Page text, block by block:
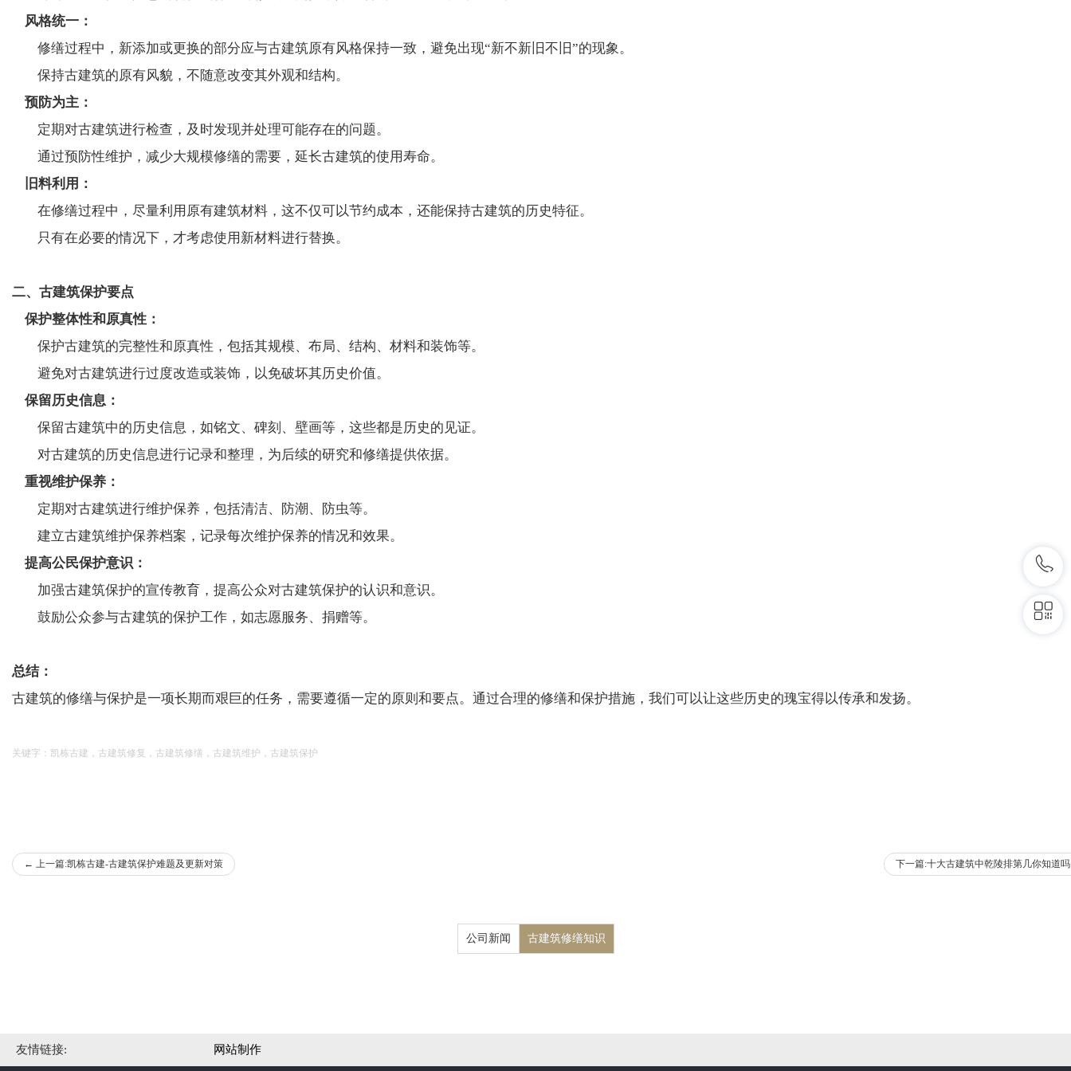
风格统一：
修缮过程中，新添加或更换的部分应与古建筑原有风格保持一致，避免出现“新不新旧不旧”的现象。
保持古建筑的原有风貌，不随意改变其外观和结构。
预防为主：
定期对古建筑进行检查，及时发现并处理可能存在的问题。
通过预防性维护，减少大规模修缮的需要，延长古建筑的使用寿命。
旧料利用：
在修缮过程中，尽量利用原有建筑材料，这不仅可以节约成本，还能保持古建筑的历史特征。
只有在必要的情况下，才考虑使用新材料进行替换。
二、古建筑保护要点
保护整体性和原真性：
保护古建筑的完整性和原真性，包括其规模、布局、结构、材料和装饰等。
避免对古建筑进行过度改造或装饰，以免破坏其历史价值。
保留历史信息：
保留古建筑中的历史信息，如铭文、碑刻、壁画等，这些都是历史的见证。
对古建筑的历史信息进行记录和整理，为后续的研究和修缮提供依据。
重视维护保养：
定期对古建筑进行维护保养，包括清洁、防潮、防虫等。
建立古建筑维护保养档案，记录每次维护保养的情况和效果。
提高公民保护意识：
加强古建筑保护的宣传教育，提高公众对古建筑保护的认识和意识。
鼓励公众参与古建筑的保护工作，如志愿服务、捐赠等。
总结：
古建筑的修缮与保护是一项长期而艰巨的任务，需要遵循一定的原则和要点。通过合理的修缮和保护措施，我们可以让这些历史的瑰宝得以传承和发扬。
关键字：凯栋古建，古建筑修复，古建筑修缮，古建筑维护，古建筑保护
← 上一篇:凯栋古建-古建筑保护难题及更新对策 下一篇:十大古建筑中乾陵排第几你知道
公司新闻 古建筑修缮知识
友情链接: 网站制作